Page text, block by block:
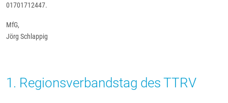
01701712447.
MfG,
Jörg Schlappig
1. Regionsverbandstag des TTRV